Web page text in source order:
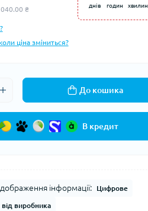
₴ днів годин хвилин
ціна зміниться?
До кошика
В кредит
інформації: Цифрове
від виробника